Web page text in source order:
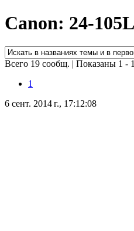
Canon: 24-
Всего 19 сообщ. | Показаны 1 -
1
6 сент. 2014 г., 17:12:08